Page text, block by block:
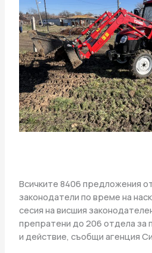
Всичките 8406 предложения
законодатели по време на
сесия на висшия
препратени до 206 отдела за
и действие, съобщи агенция